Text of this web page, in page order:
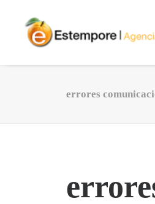
errores